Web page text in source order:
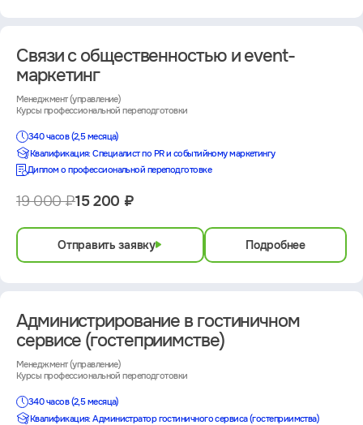
Связи с общественностью и event-
маркетинг
Менеджмент (управление)
Курсы профессиональной переподготовки
340 часов (2,5 месяца)
Квалификация: Специалист по PR и событийному маркетингу
Диплом о профессиональной переподготовке
19 000 ₽15 200 ₽
Отправить заявку Подробнее
Администрирование в гостиничном
сервисе (гостеприимстве)
Менеджмент (управление)
Курсы профессиональной переподготовки
340 часов (2,5 месяца)
Квалификация: Администратор гостиничного сервиса (гостеприимства)